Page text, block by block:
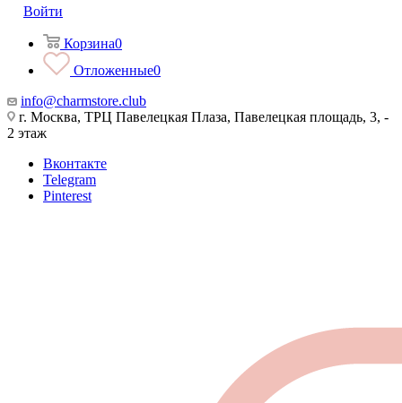
Войти
Корзина0
Отложенные0
info@charmstore.club
г. Москва, ТРЦ Павелецкая Плаза, Павелецкая площадь, 3, -
2 этаж
Вконтакте
Telegram
Pinterest